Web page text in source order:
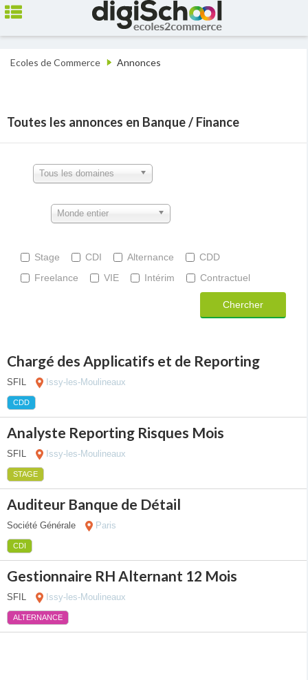
Ecoles de Commerce Annonces
Toutes les annonces en Banque / Finance
Tous les domaines
Monde entier
Stage CDI Alternance
CDD
Freelance
VIE Intérim Contractuel
Chercher
Chargé des Applicatifs et de Reporting
SFIL Issy-les-Moulineaux
CDD
Analyste Reporting Risques Mois
SFIL Issy-les-Moulineaux
STAGE
Auditeur Banque de Détail
Société Générale Paris
CDI
Gestionnaire RH Alternant 12 Mois
SFIL Issy-les-Moulineaux
ALTERNANCE